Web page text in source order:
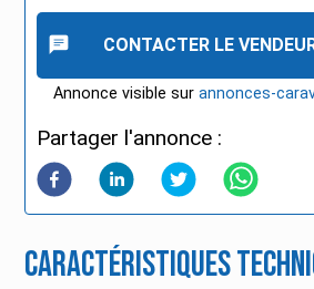
CONTACTER LE
Annonce visible surannonces-
Partager l'annonce :
Caractéristiques